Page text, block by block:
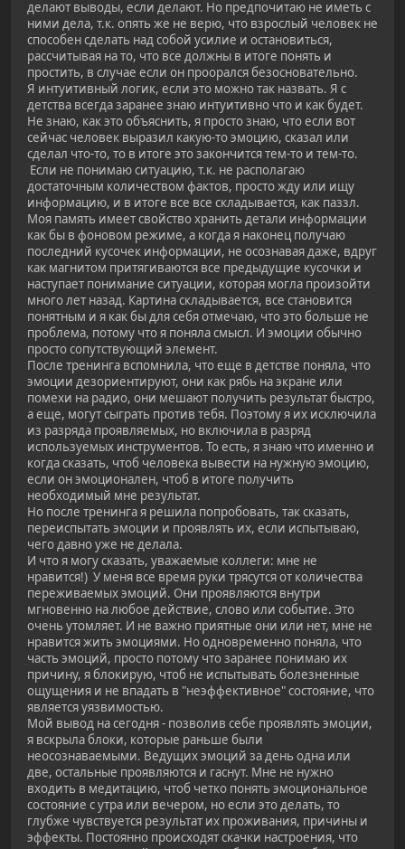
делают выводы, если делают. Но предпочитаю не иметь с
ними дела, т.к. опять же не верю, что взрослый человек не
способен сделать над собой усилие и остановиться,
рассчитывая на то, что все должны в итоге понять и
простить, в случае если он проорался безосновательно.
Я интуитивный логик, если это можно так назвать. Я с
детства всегда заранее знаю интуитивно что и как будет.
Не знаю, как это объяснить, я просто знаю, что если вот
сейчас человек выразил какую-то эмоцию, сказал или
сделал что-то, то в итоге это закончится тем-то и тем-то.
Если не понимаю ситуацию, т.к. не располагаю
достаточным количеством фактов, просто жду или ищу
информацию, и в итоге все все складывается, как паззл.
Моя память имеет свойство хранить детали информации
как бы в фоновом режиме, а когда я наконец получаю
последний кусочек информации, не осознавая даже, вдруг
как магнитом притягиваются все предыдущие кусочки и
наступает понимание ситуации, которая могла произойти
много лет назад. Картина складывается, все становится
понятным и я как бы для себя отмечаю, что это больше не
проблема, потому что я поняла смысл. И эмоции обычно
просто сопутствующий элемент.
После тренинга вспомнила, что еще в детстве поняла, что
эмоции дезориентируют, они как рябь на экране или
помехи на радио, они мешают получить результат быстро,
а еще, могут сыграть против тебя. Поэтому я их исключила
из разряда проявляемых, но включила в разряд
используемых инструментов. То есть, я знаю что именно и
когда сказать, чтоб человека вывести на нужную эмоцию,
если он эмоционален, чтоб в итоге получить
необходимый мне результат.
Но после тренинга я решила попробовать, так сказать,
переиспытать эмоции и проявлять их, если испытываю,
чего давно уже не делала.
И что я могу сказать, уважаемые коллеги: мне не
нравится!) У меня все время руки трясутся от количества
переживаемых эмоций. Они проявляются внутри
мгновенно на любое действие, слово или событие. Это
очень утомляет. И не важно приятные они или нет, мне не
нравится жить эмоциями. Но одновременно поняла, что
часть эмоций, просто потому что заранее понимаю их
причину, я блокирую, чтоб не испытывать болезненные
ощущения и не впадать в "неэффективное" состояние, что
является уязвимостью.
Мой вывод на сегодня - позволив себе проявлять эмоции,
я вскрыла блоки, которые раньше были
неосознаваемыми. Ведущих эмоций за день одна или
две, остальные проявляются и гаснут. Мне не нужно
входить в медитацию, чтоб четко понять эмоциональное
состояние с утра или вечером, но если это делать, то
глубже чувствуется результат их проживания, причины и
эффекты. Постоянно происходят скачки настроения, что